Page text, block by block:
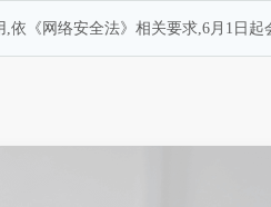
依《网络安全法》相关要求,6月1日